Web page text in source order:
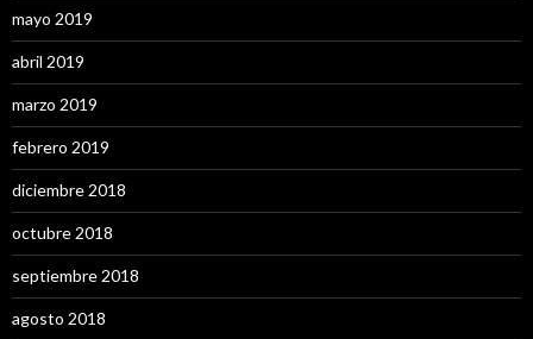
mayo 2019
abril 2019
marzo 2019
febrero 2019
diciembre 2018
octubre 2018
septiembre 2018
agosto 2018